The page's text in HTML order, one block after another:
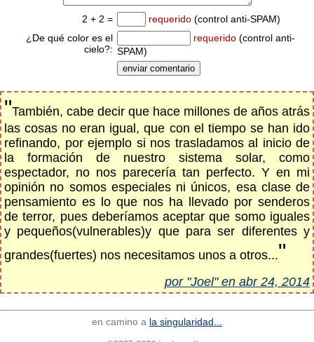
2 + 2 = requerido (control anti-SPAM)
¿De qué color es el
cielo?:
requerido (control anti-
SPAM)
"También, cabe decir que hace millones de años atrás
las cosas no eran igual, que con el tiempo se han ido
refinando, por ejemplo si nos trasladamos al inicio de
la formación de nuestro sistema solar, como
espectador, no nos parecería tan perfecto. Y en mi
opinión no somos especiales ni únicos, esa clase de
pensamiento es lo que nos ha llevado por senderos
de terror, pues deberíamos aceptar que somo iguales
y pequeños(vulnerables)y que para ser diferentes y
grandes(fuertes) nos necesitamos unos a otros..."
por "Joel" en abr 24, 2014
en camino a la singularidad...